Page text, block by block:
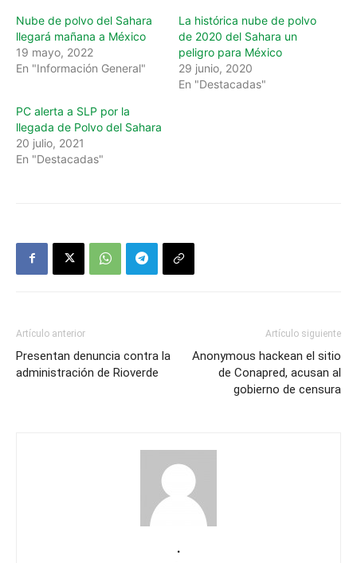
Nube de polvo del Sahara
llegará mañana a México
19 mayo, 2022
En "Información General"
La histórica nube de polvo
de 2020 del Sahara un
peligro para México
29 junio, 2020
En "Destacadas"
PC alerta a SLP por la
llegada de Polvo del Sahara
20 julio, 2021
En "Destacadas"
Artículo anterior
Presentan denuncia contra la
administración de Rioverde
Artículo siguiente
Anonymous hackean el sitio
de Conapred, acusan al
gobierno de censura
.